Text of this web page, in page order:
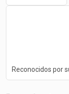
Reconocidos por